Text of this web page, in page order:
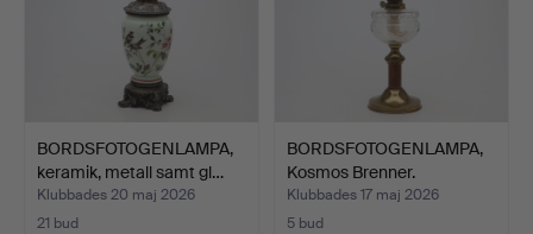
BORDSFOTOGENLAMPA,
keramik, metall samt gl…
Klubbades 20 maj 2026
21 bud
BORDSFOTOGENLAMPA,
Kosmos Brenner.
Klubbades 17 maj 2026
5 bud